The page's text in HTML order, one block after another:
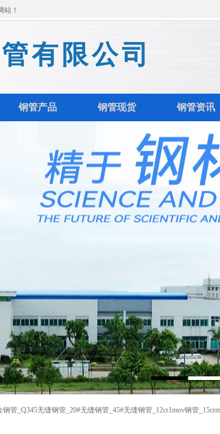
站！
有限公司
钢管产品 钢管现货 钢管资讯
钢管 Q345无缝钢管 20#无缝钢管 45#无缝钢管 12cr1mov钢管